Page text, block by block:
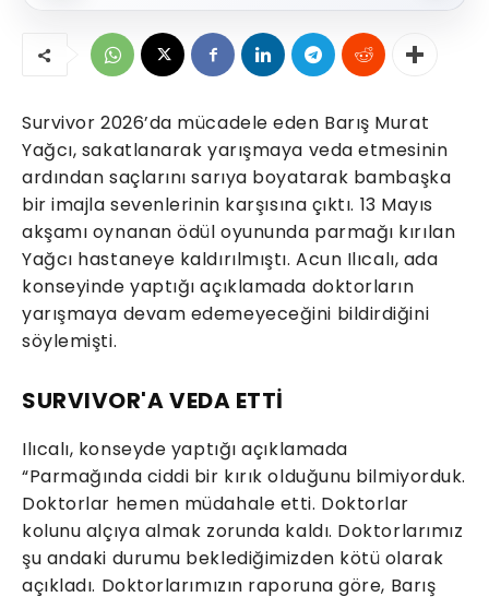
Survivor 2026’da mücadele eden Barış Murat
Yağcı, sakatlanarak yarışmaya veda etmesinin
ardından saçlarını sarıya boyatarak bambaşka
bir imajla sevenlerinin karşısına çıktı. 13 Mayıs
akşamı oynanan ödül oyununda parmağı kırılan
Yağcı hastaneye kaldırılmıştı. Acun Ilıcalı, ada
konseyinde yaptığı açıklamada doktorların
yarışmaya devam edemeyeceğini bildirdiğini
söylemişti.
SURVIVOR'A VEDA ETTİ
Ilıcalı, konseyde yaptığı açıklamada
“Parmağında ciddi bir kırık olduğunu bilmiyorduk.
Doktorlar hemen müdahale etti. Doktorlar
kolunu alçıya almak zorunda kaldı. Doktorlarımız
şu andaki durumu beklediğimizden kötü olarak
açıkladı. Doktorlarımızın raporuna göre, Barış